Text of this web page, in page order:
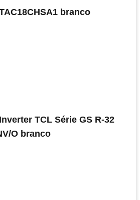
branco
TCL Série GS R-32
O branco